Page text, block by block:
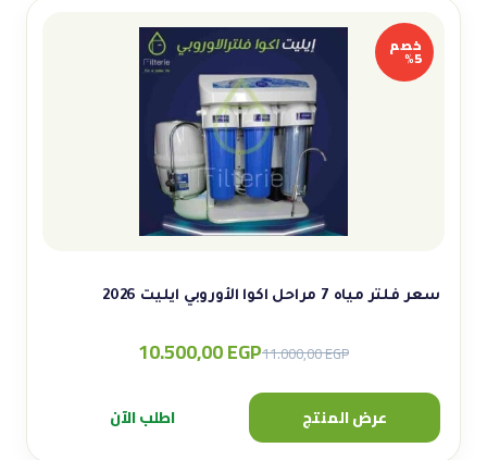
خصم
5%
سعر فلتر مياه 7 مراحل اكوا الأوروبي ايليت 2026
11.000,00EGP
Original
10.500,00EGP
Current
عرض المنتج اطلب الآن